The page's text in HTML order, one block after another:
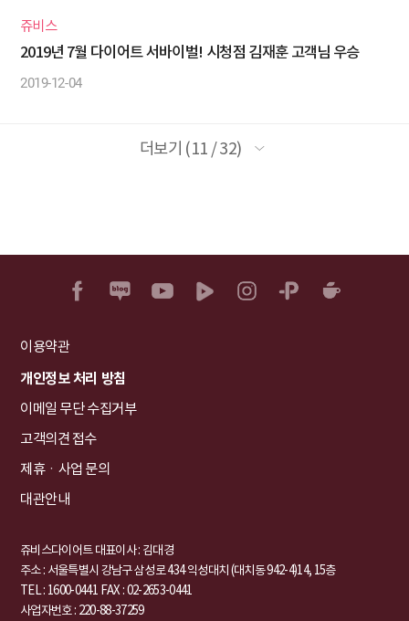
쥬비스
2019년 7월 다이어트 서바이벌! 시청점 김재훈 고객님 우승
2019-12-04
더보기 (11 / 32)
이용약관
개인정보 처리 방침
이메일 무단 수집거부
고객의견 접수
제휴ㆍ사업 문의
대관안내
쥬비스다이어트 대표이사 : 김대경
주소 : 서울특별시 강남구 삼성로 434 익성대치 (대치동 942-4)14, 15층
TEL : 1600-0441 FAX : 02-2653-0441
사업자번호 : 220-88-37259